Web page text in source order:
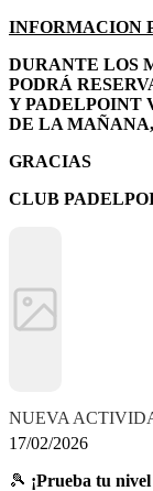
INFORMACION
DURANTE LOS
PODRÁ
Y PADELPOINT
DE LA
GRACIAS
CLUB
NUEVA
17/02/2026
🎾 ¡Prueba tu